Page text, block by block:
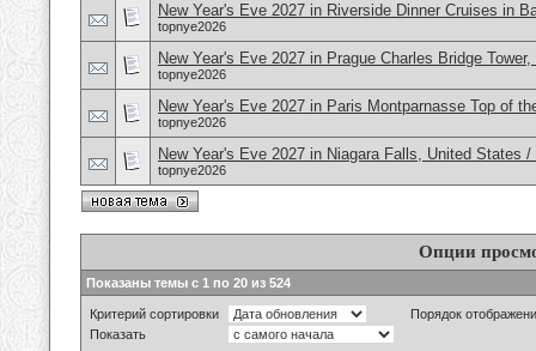
New Year's Eve 2027 in Riverside Dinner Cruises in
topnye2026
New Year's Eve 2027 in Prague Charles Bridge
topnye2026
New Year's Eve 2027 in Paris Montparnasse Top of
topnye2026
New Year's Eve 2027 in Niagara Falls, United States /
topnye2026
Опции
Показаны темы с 1 по 20 из 524
Критерий сортировки
Порядок
Показать